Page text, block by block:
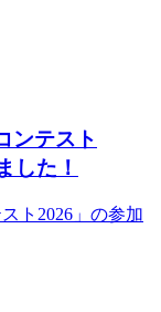
ンテスト
した！
ト2026」の参加